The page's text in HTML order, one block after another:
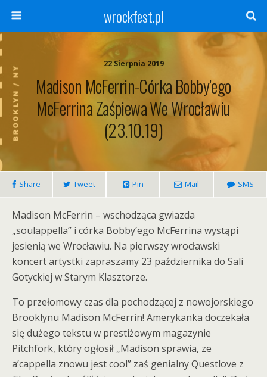
wrockfest.pl
22 Sierpnia 2019
Madison McFerrin-Córka Bobby’ego
McFerrina Zaśpiewa We Wrocławiu
(23.10.19)
Share Tweet Pin Mail SMS
Madison McFerrin – wschodząca gwiazda
„soulappella” i córka Bobby’ego McFerrina wystąpi
jesienią we Wrocławiu. Na pierwszy wrocławski
koncert artystki zapraszamy 23 października do Sali
Gotyckiej w Starym Klasztorze.
To przełomowy czas dla pochodzącej z nowojorskiego
Brooklynu Madison McFerrin! Amerykanka doczekała
się dużego tekstu w prestiżowym magazynie
Pitchfork, który ogłosił „Madison sprawia, ze
a’cappella znowu jest cool” zaś genialny Questlove z